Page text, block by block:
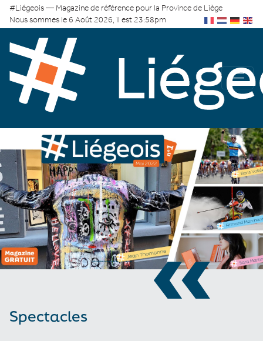
#Liégeois — Magazine de référence pour la Province de Liège
Nous sommes le 6 Août 2026, il est 23:58pm
«
Spectacles